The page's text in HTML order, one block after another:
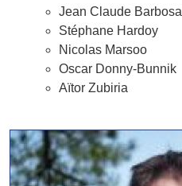
Jean Claude Barbosa
Stéphane Hardoy
Nicolas Marsoo
Oscar Donny-Bunnik
Aïtor Zubiria